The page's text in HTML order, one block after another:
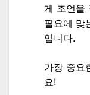
게 조언을
필요에 맞
입니다.
가장 중요
요!